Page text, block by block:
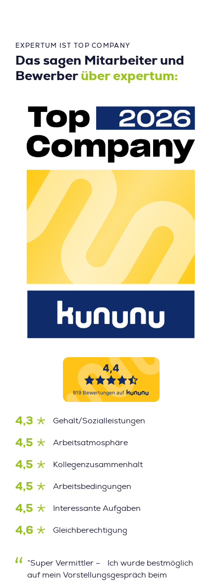
EXPERTUM IST TOP COMPANY
Das sagen Mitarbeiter und
Bewerber über expertum:
4,3 Gehalt/Sozialleistungen
4,5 Arbeitsatmosphäre
4,5 Kollegenzusammenhalt
4,5 Arbeitsbedingungen
4,5 Interessante Aufgaben
4,6 Gleichberechtigung
”Super Vermittler – Ich wurde bestmöglich
auf mein Vorstellungsgespräch beim